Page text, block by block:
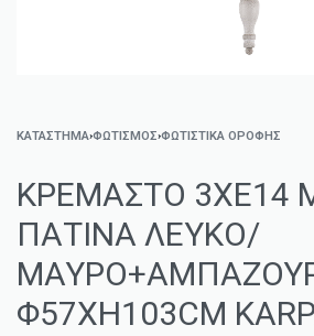
ΚΑΤΑΣΤΗΜΑ›ΦΩΤΙΣΜΌΣ›ΦΩΤΙΣΤΙΚΆ ΟΡΟΦΉΣ
ΚΡΕΜΑΣΤΟ 3ΧΕ14
ΠΑΤΙΝΑ ΛΕΥΚΟ/
Φ57ΧΗ103CM